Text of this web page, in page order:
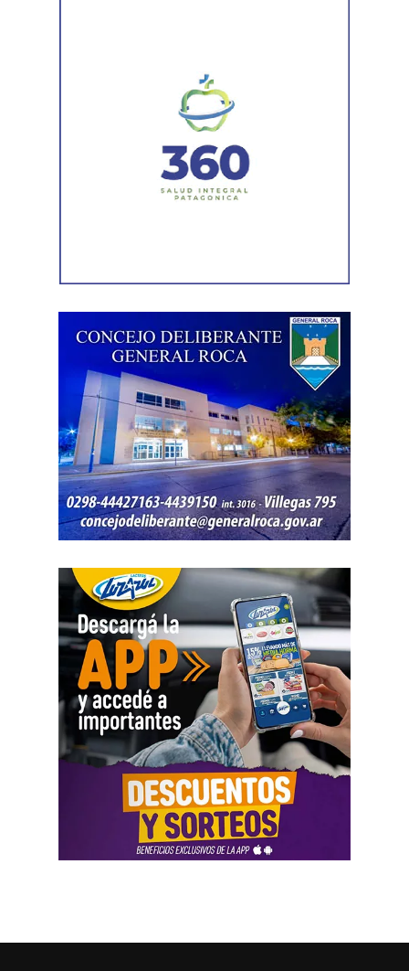
Ante emergencias, los vecinos pueden comunicarse con
Defensa Civil al 103 o al 4426376. Para consultas y
concluyó que no existían los elementos necesarios para
atribuir responsabilidad contravencional por maltrato
La resolución también descartó la figura de custodia de
animales, ya que esa infracción solo se configura cuando
El fallo aclaró que el archivo de la causa
contravencional no impide que el dueño del perro
lesionado reclame por la vía civil una indemnización
por los daños que considere haber sufrido.